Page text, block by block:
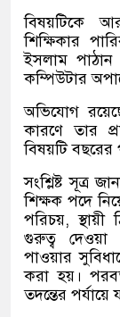
বিষয়টিকে
শিক্ষিকার
ইসলাম পাঠান
কম্পিউটার
অভিযোগ
কারণে তার
বিষয়টি
সংশ্লিষ্ট সূত্র
শিক্ষক পদে
পরিচয়,
গুরুত্ব দেওয়া
পাওয়ার
করা হয়।
তদন্তের পর্যায়ে